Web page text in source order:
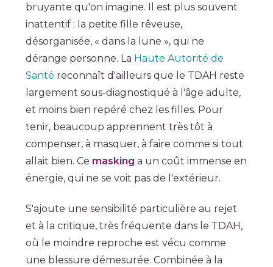
bruyante qu'on imagine. Il est plus souvent
inattentif : la petite fille rêveuse,
désorganisée, « dans la lune », qui ne
dérange personne. La Haute Autorité de
Santé reconnaît d'ailleurs que le TDAH reste
largement sous-diagnostiqué à l'âge adulte,
et moins bien repéré chez les filles. Pour
tenir, beaucoup apprennent très tôt à
compenser, à masquer, à faire comme si tout
allait bien. Ce masking a un coût immense en
énergie, qui ne se voit pas de l'extérieur.
S'ajoute une sensibilité particulière au rejet
et à la critique, très fréquente dans le TDAH,
où le moindre reproche est vécu comme
une blessure démesurée. Combinée à la